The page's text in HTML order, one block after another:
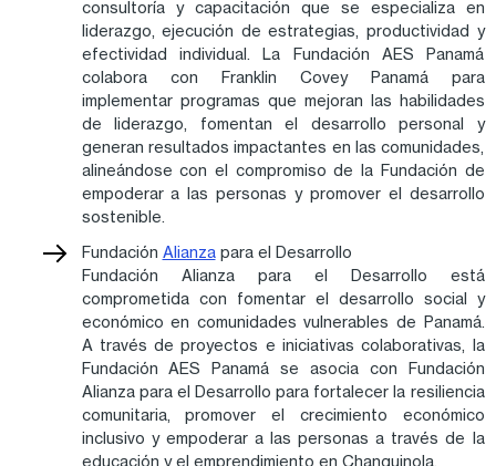
consultoría y capacitación que se especializa en
liderazgo, ejecución de estrategias, productividad y
efectividad individual. La Fundación AES Panamá
colabora con Franklin Covey Panamá para
implementar programas que mejoran las habilidades
de liderazgo, fomentan el desarrollo personal y
generan resultados impactantes en las comunidades,
alineándose con el compromiso de la Fundación de
empoderar a las personas y promover el desarrollo
sostenible.
Fundación Alianzapara el Desarrollo
Fundación Alianza para el Desarrollo está
comprometida con fomentar el desarrollo social y
económico en comunidades vulnerables de Panamá.
A través de proyectos e iniciativas colaborativas, la
Fundación AES Panamá se asocia con Fundación
Alianza para el Desarrollo para fortalecer la resiliencia
comunitaria, promover el crecimiento económico
inclusivo y empoderar a las personas a través de la
educación y el emprendimiento en Changuinola.